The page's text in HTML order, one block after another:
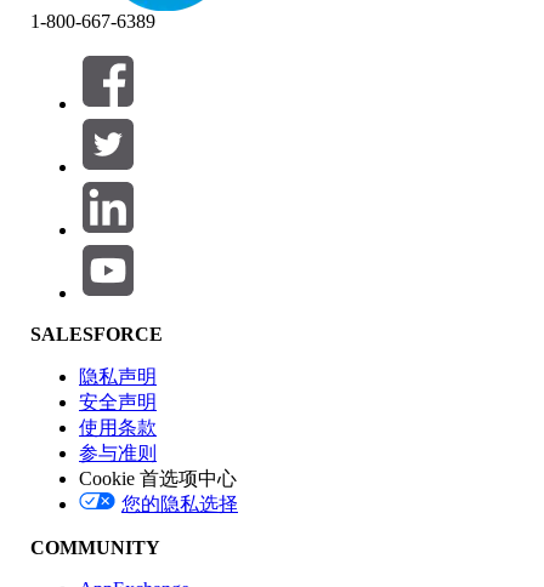
筛选器 (0)
选择筛选器
产品区域
功能影响
版本
1-800-667-6389
SALESFORCE
隐私声明
安全声明
使用条款
参与准则
Cookie 首选项中心
您的隐私选择
COMMUNITY